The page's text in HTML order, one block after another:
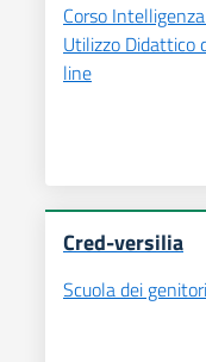
Corso
Utilizzo
line
Cred-versilia
Scuola dei genitori_